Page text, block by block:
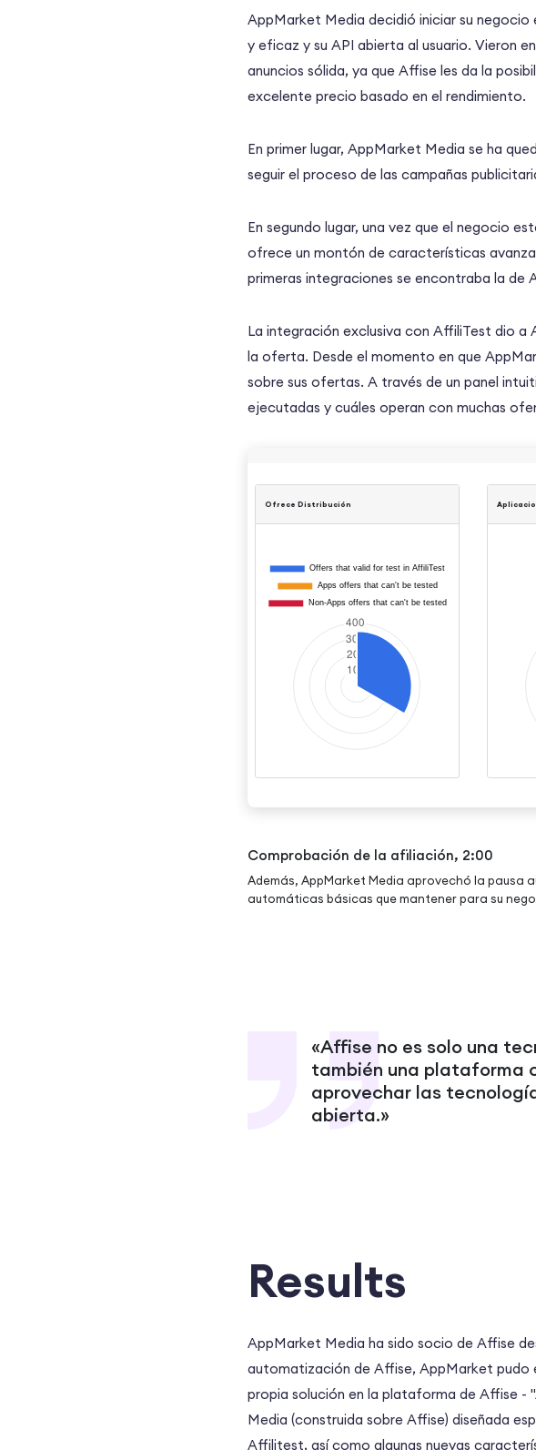
AppMarket Media decidió iniciar su
y eficaz y su API abierta al usuario. Vieron
anuncios sólida, ya que Affise les da la
excelente precio basado en el rendimiento.
En primer lugar, AppMarket Media se ha
seguir el proceso de las campañas
En segundo lugar, una vez que el negocio
ofrece un montón de características
primeras integraciones se encontraba la
La integración exclusiva con AffiliTest dio a
la oferta. Desde el momento en que
sobre sus ofertas. A través de un panel
ejecutadas y cuáles operan con muchas
Ofrece Distribución
Comprobación de la afiliación, 2:00
Además, AppMarket Media aprovechó la
automáticas básicas que mantener para su
«Affise no es solo una
también una plataforma
aprovechar las
abierta.»
Results
AppMarket Media ha sido socio de Affise
automatización de Affise, AppMarket pudo
propia solución en la plataforma de Affise -
Media (construida sobre Affise) diseñada
Affilitest, así como algunas nuevas